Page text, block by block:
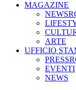
MAGAZINE
ARTE
UFFICIO
EVENTI
NEWS